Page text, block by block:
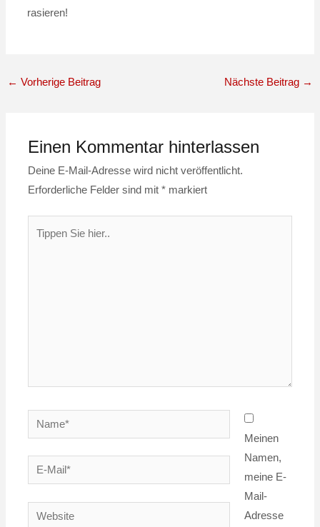
rasieren!
← Vorherige Beitrag Nächste Beitrag →
Einen Kommentar hinterlassen
Deine E-Mail-Adresse wird nicht veröffentlicht.
Erforderliche Felder sind mit* markiert
Name*
E-
Mail*
Website
Meinen
Namen,
meine E-
Mail-
Adresse